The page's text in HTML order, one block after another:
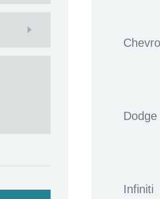
Dodge
Infiniti